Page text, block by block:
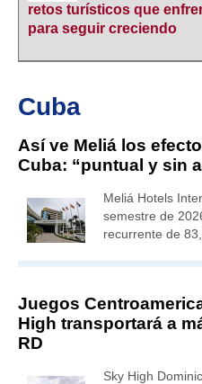
retos turísticos que
para seguir creciendo
Cuba
Así ve Meliá los
Cuba: “puntual y sin
Meliá Hotels
semestre de
recurrente de
Juegos
High transportará a
RD
Sky High